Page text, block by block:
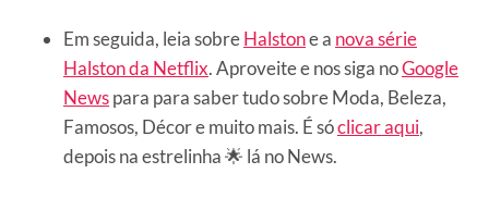
Em seguida, leia sobreHalstone a nova série
Halston da Netflix. Aproveite e nos siga noGoogle
Newspara para saber tudo sobre Moda, Beleza,
Famosos, Décor e muito mais. É sóclicar aqui,
depois na estrelinha 🌟 lá no News.